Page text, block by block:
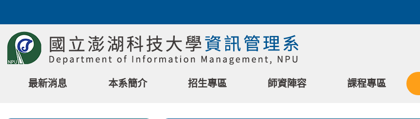
最新消息 本系簡介 招生專區 師資陣容 課程專區